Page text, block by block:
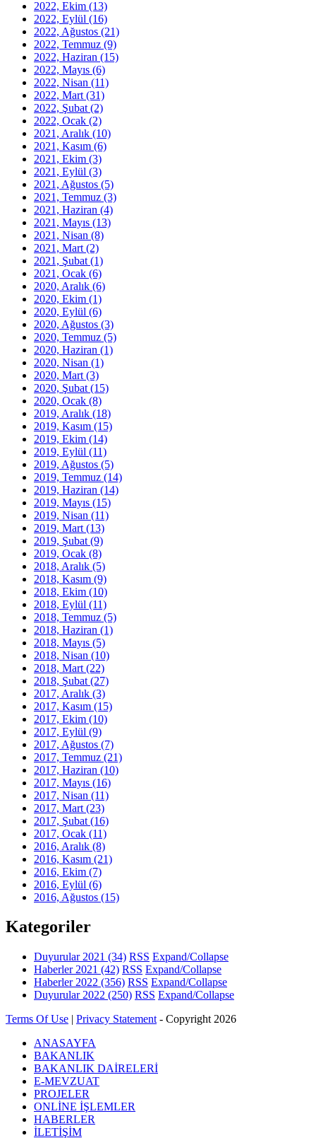
2022, Ekim (13)
2022, Eylül (16)
2022, Ağustos (21)
2022, Temmuz (9)
2022, Haziran (15)
2022, Mayıs (6)
2022, Nisan (11)
2022, Mart (31)
2022, Şubat (2)
2022, Ocak (2)
2021, Aralık (10)
2021, Kasım (6)
2021, Ekim (3)
2021, Eylül (3)
2021, Ağustos (5)
2021, Temmuz (3)
2021, Haziran (4)
2021, Mayıs (13)
2021, Nisan (8)
2021, Mart (2)
2021, Şubat (1)
2021, Ocak (6)
2020, Aralık (6)
2020, Ekim (1)
2020, Eylül (6)
2020, Ağustos (3)
2020, Temmuz (5)
2020, Haziran (1)
2020, Nisan (1)
2020, Mart (3)
2020, Şubat (15)
2020, Ocak (8)
2019, Aralık (18)
2019, Kasım (15)
2019, Ekim (14)
2019, Eylül (11)
2019, Ağustos (5)
2019, Temmuz (14)
2019, Haziran (14)
2019, Mayıs (15)
2019, Nisan (11)
2019, Mart (13)
2019, Şubat (9)
2019, Ocak (8)
2018, Aralık (5)
2018, Kasım (9)
2018, Ekim (10)
2018, Eylül (11)
2018, Temmuz (5)
2018, Haziran (1)
2018, Mayıs (5)
2018, Nisan (10)
2018, Mart (22)
2018, Şubat (27)
2017, Aralık (3)
2017, Kasım (15)
2017, Ekim (10)
2017, Eylül (9)
2017, Ağustos (7)
2017, Temmuz (21)
2017, Haziran (10)
2017, Mayıs (16)
2017, Nisan (11)
2017, Mart (23)
2017, Şubat (16)
2017, Ocak (11)
2016, Aralık (8)
2016, Kasım (21)
2016, Ekim (7)
2016, Eylül (6)
2016, Ağustos (15)
Kategoriler
Duyurular 2021 (34) RSS Expand/Collapse
Haberler 2021 (42) RSS Expand/Collapse
Haberler 2022 (356) RSS Expand/Collapse
Duyurular 2022 (250) RSS Expand/Collapse
Terms Of Use | Privacy Statement - Copyright 2026
ANASAYFA
BAKANLIK
BAKANLIK DAİRELERİ
E-MEVZUAT
PROJELER
ONLİNE İŞLEMLER
HABERLER
İLETİŞİM